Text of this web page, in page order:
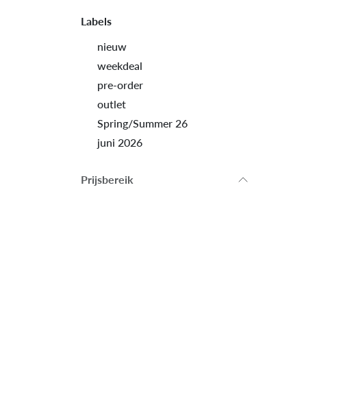
Labels
nieuw
weekdeal
pre-order
outlet
Spring/Summer 26
juni 2026
Prijsbereik